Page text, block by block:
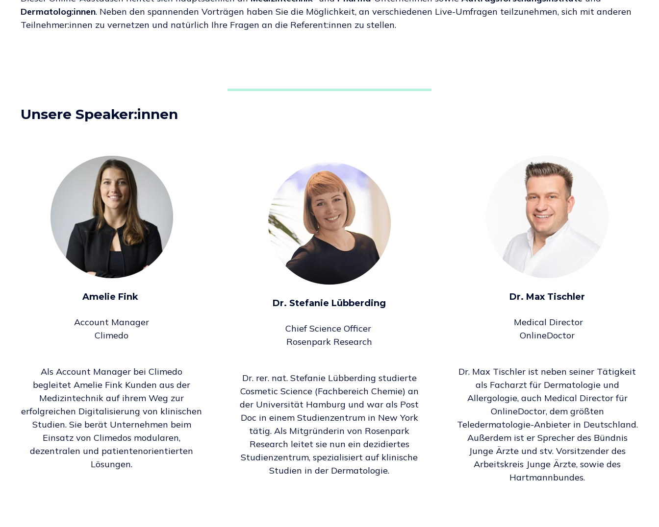
Dermatolog:innen. Neben den spannenden Vorträgen haben Sie die Möglichkeit, an verschiedenen Live-Umfragen teilzunehmen, sich mit anderen
Teilnehmer:innen zu vernetzen und natürlich Ihre Fragen an die Referent:innen zu stellen.
Unsere Speaker:innen
Amelie Fink
Account Manager
Climedo
Als Account Manager bei Climedo
begleitet Amelie Fink Kunden aus der
Medizintechnik auf ihrem Weg zur
erfolgreichen Digitalisierung von klinischen
Studien. Sie berät Unternehmen beim
Einsatz von Climedos modularen,
dezentralen und patientenorientierten
Lösungen.
Dr. Stefanie Lübberding
Chief Science Officer
Rosenpark Research
Dr. rer. nat. Stefanie Lübberding studierte
Cosmetic Science (Fachbereich Chemie) an
der Universität Hamburg und war als Post
Doc in einem Studienzentrum in New York
tätig. Als Mitgründerin von Rosenpark
Research leitet sie nun ein dezidiertes
Studienzentrum, spezialisiert auf klinische
Studien in der Dermatologie.
Dr. Max Tischler
Medical Director
OnlineDoctor
Dr. Max Tischler ist neben seiner Tätigkeit
als Facharzt für Dermatologie und
Allergologie, auch Medical Director für
OnlineDoctor, dem größten
Teledermatologie-Anbieter in Deutschland.
Außerdem ist er Sprecher des Bündnis
Junge Ärzte und stv. Vorsitzender des
Arbeitskreis Junge Ärzte, sowie des
Hartmannbundes.